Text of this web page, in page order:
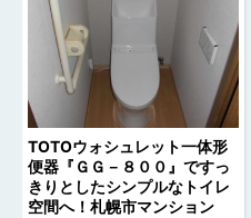
TOTOウォシュレット一体形
便器『ＧＧ－８００』ですっ
きりとしたシンプルなトイレ
空間へ！札幌市マンション